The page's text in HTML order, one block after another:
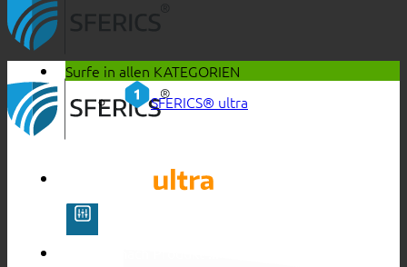
Surfe in allen KATEGORIEN
SFERICS® ultra